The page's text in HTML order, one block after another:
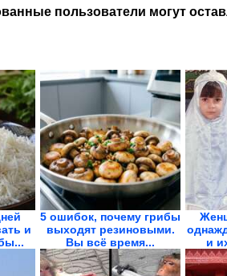
пользователи могут
и
5 ошибок, почему грибы
выходят резиновыми.
Вы всё время...
и